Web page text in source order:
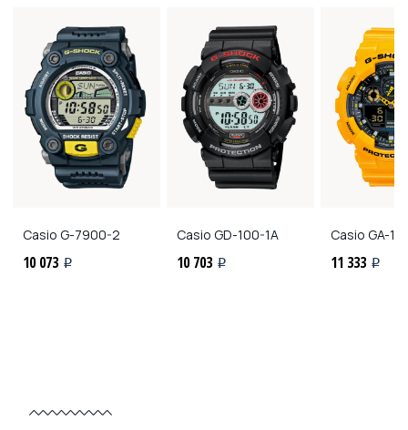
Casio G-7900-2
10 073 i
Casio GD-100-1A
10 703 i
Casio GA-
11 333 i